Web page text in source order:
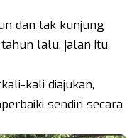
dan tak kunjung
lalu, jalan itu
kali diajukan,
sendiri secara